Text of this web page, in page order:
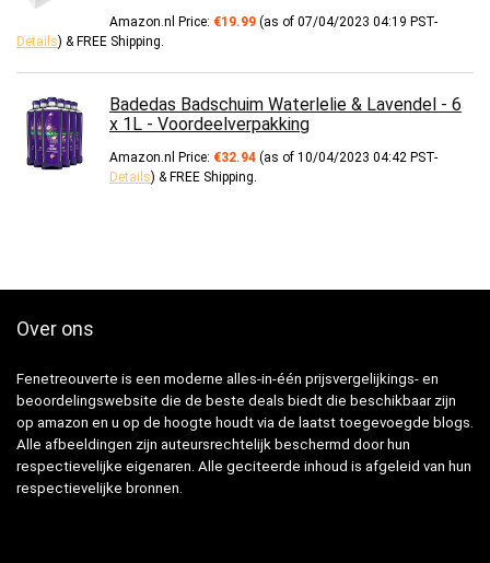
Amazon.nl Price: €19.99 (as of 07/04/2023 04:19 PST-
Details) & FREE Shipping
Badedas Badschuim Waterlelie & Lavendel - 6
x 1L - Voordeelverpakking
Amazon.nl Price: €32.94 (as of 10/04/2023 04:42 PST-
Details) & FREE Shipping
Over ons
Fenetreouverte is een moderne alles-in-één prijsvergelijkings- en
beoordelingswebsite die de beste deals biedt die beschikbaar zijn
op amazon en u op de hoogte houdt via de laatst toegevoegde blogs.
Alle afbeeldingen zijn auteursrechtelijk beschermd door hun
respectievelijke eigenaren. Alle geciteerde inhoud is afgeleid van hun
respectievelijke bronnen.